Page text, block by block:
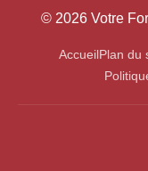
© 2026 Votre
AccueilPlan du